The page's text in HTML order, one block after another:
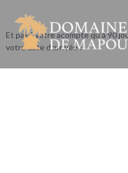
Réservez
Et payé votre acompte qu'à 90
votre date d'arrivée !